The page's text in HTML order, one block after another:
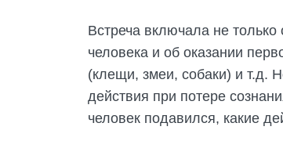
Встреча включала не только
человека и об оказании
(клещи, змеи, собаки) и т.д.
действия при потере
человек подавился, какие